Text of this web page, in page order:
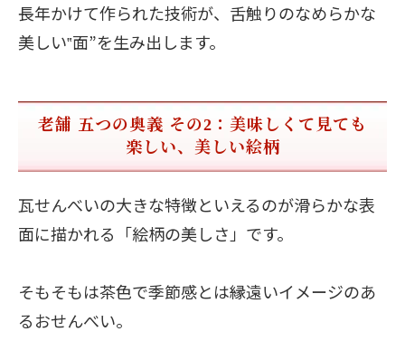
長年かけて作られた技術が、舌触りのなめらかな
美しい‟面”を生み出します。
老舗 五つの奥義 その2：美味しくて見ても
楽しい、美しい絵柄
瓦せんべいの大きな特徴といえるのが滑らかな表
面に描かれる「絵柄の美しさ」です。
そもそもは茶色で季節感とは縁遠いイメージのあ
るおせんべい。